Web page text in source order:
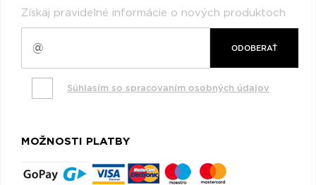
Získaj pravidelné informácie o nových produktoch
ODOBERAŤ
Súhlasím so spracovaním osobných údajov
MOŽNOSTI PLATBY